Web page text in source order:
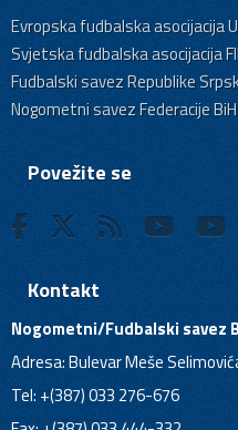
Evropska fudbalska asocijacija
Svjetska fudbalska asocijacija
Fudbalski savez Republike
Nogometni savez Federacije BiH
Povežite se
Kontakt
Nogometni/Fudbalski savez
Adresa: Bulevar Meše
Tel: +(387) 033 276-676